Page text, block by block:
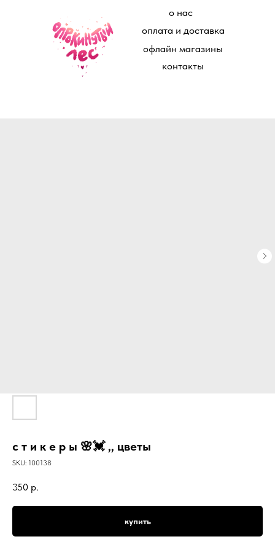
о нас
оплата и доставка
офлайн магазины
контакты
с т и к е р ы 🌸💓 ,, цветы
SKU: 100138
350 р.
купить